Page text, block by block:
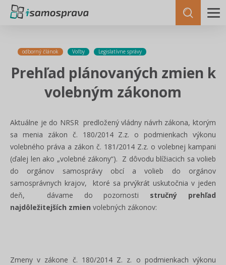
odborný článok Voľby Legislatívne správy
Prehľad plánovaných zmien k
volebným zákonom
Aktuálne je do NRSR predložený vládny návrh zákona, ktorým
sa menia zákon č. 180/2014 Z.z. o podmienkach výkonu
volebného práva a zákon č. 181/2014 Z.z. o volebnej kampani
(ďalej len ako „volebné zákony“). Z dôvodu blížiacich sa volieb
do orgánov samosprávy obcí a volieb do orgánov
samosprávnych krajov, ktoré sa prvýkrát uskutočnia v jeden
deň, dávame do pozornosti stručný prehľad
najdôležitejších zmien volebných zákonov:
Zmeny v zákone č. 180/2014 Z. z. o podmienkach výkonu